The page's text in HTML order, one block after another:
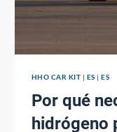
HHO CAR KIT | ES |ES
Por qué
hidrógeno